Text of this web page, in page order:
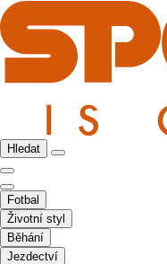
Hledat
Fotbal
Životní styl
Běhání
Jezdectví